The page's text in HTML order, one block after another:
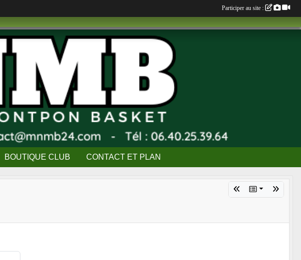
BOUTIQUE CLUB CONTACT ET PLAN
Participer au site :